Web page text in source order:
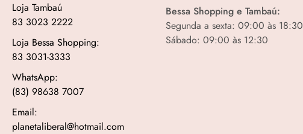
Loja Tambaú
83 3023 2222
Loja Bessa Shopping:
83 3031-3333
WhatsApp:
(83) 98638 7007
Email:
planetaliberal@hotmail.com
Bessa Shopping e Tambaú:
Segunda a sexta: 09:00 às 18:30
Sábado: 09:00 às 12:30